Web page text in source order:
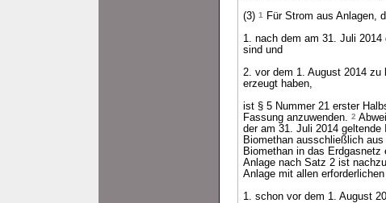
(3) 1
Für Strom aus Anlagen,
1. nach dem am 31. Juli 2014
sind und
2. vor dem 1. August 2014 zu
erzeugt haben,
ist § 5 Nummer 21 erster
Fassung anzuwenden. 2
der am 31. Juli 2014
Biomethan ausschließlich
Biomethan in das Erdgasnetz
Anlage nach Satz 2 ist
Anlage mit allen
1. schon vor dem 1. August